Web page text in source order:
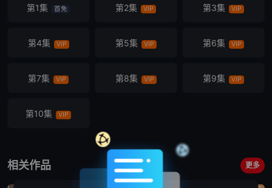
第1集 首免 第2集 VIP 第3集 VIP
第4集 VIP 第5集 VIP 第6集 VIP
第7集 VIP 第8集 VIP 第9集 VIP
第10集 VIP
相关作品 更多